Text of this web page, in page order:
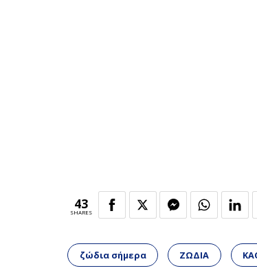
43
SHARES
ζώδια σήμερα ΖΩΔΙΑ